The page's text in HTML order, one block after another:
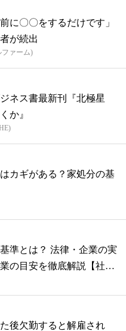
に〇〇をするだけです」
が続出
ファーム)
ジネス書最新刊『北極星
か』
カギがある？家処分の基
準とは？ 法律・企業の実
の目安を徹底解説【社労
後欠勤すると解雇され